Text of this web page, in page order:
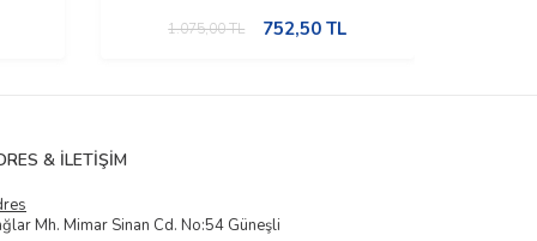
1.075,00TL 752,50 TL
& İLETIŞIM
Mh. Mimar Sinan Cd. No:54 Güneşli